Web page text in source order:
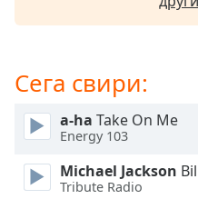
Escape
cancel
and
close
Сега свири:
a-ha Take On Me
Energy 103
Michael Jackson
Tribute Radio